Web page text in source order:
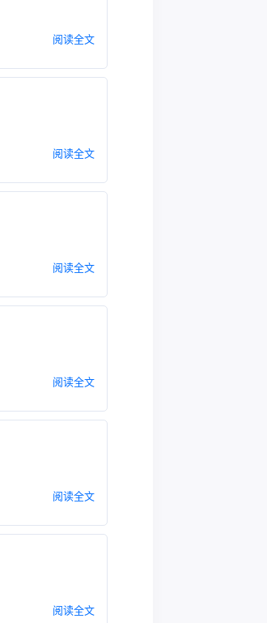
阅读全文
阅读全文
阅读全文
阅读全文
阅读全文
阅读全文